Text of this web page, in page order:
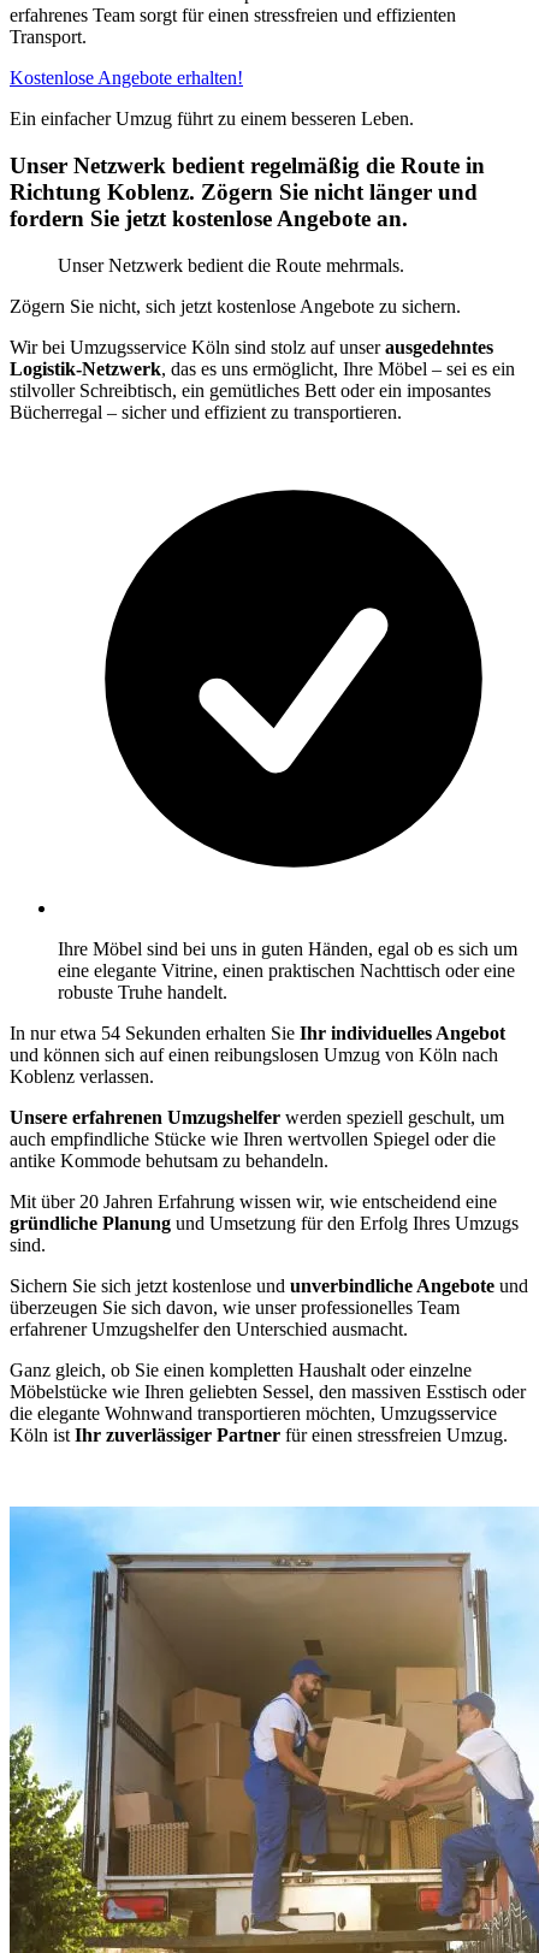
erfahrenes Team sorgt für einen stressfreien und effizienten
Transport.
Kostenlose Angebote erhalten!
Ein einfacher Umzug führt zu einem besseren Leben.
Unser Netzwerk bedient regelmäßig die Route in
Richtung Koblenz. Zögern Sie nicht länger und
fordern Sie jetzt kostenlose Angebote an.
Unser Netzwerk bedient die Route mehrmals.
Zögern Sie nicht, sich jetzt kostenlose Angebote zu sichern.
Wir bei Umzugsservice Köln sind stolz auf unserausgedehntes
Logistik-Netzwerk, das es uns ermöglicht, Ihre Möbel – sei es ein
stilvoller Schreibtisch, ein gemütliches Bett oder ein imposantes
Bücherregal – sicher und effizient zu transportieren.
Ihre Möbel sind bei uns in guten Händen, egal ob es sich um
eine elegante Vitrine, einen praktischen Nachttisch oder eine
robuste Truhe handelt.
In nur etwa 54 Sekunden erhalten Sie Ihr individuelles Angebot
und können sich auf einen reibungslosen Umzug von Köln nach
Koblenz verlassen.
Unsere erfahrenen Umzugshelfer werden speziell geschult, um
auch empfindliche Stücke wie Ihren wertvollen Spiegel oder die
antike Kommode behutsam zu behandeln.
Mit über 20 Jahren Erfahrung wissen wir, wie entscheidend eine
gründliche Planung und Umsetzung für den Erfolg Ihres Umzugs
sind.
Sichern Sie sich jetzt kostenlose und unverbindliche Angebote und
überzeugen Sie sich davon, wie unser professionelles Team
erfahrener Umzugshelfer den Unterschied ausmacht.
Ganz gleich, ob Sie einen kompletten Haushalt oder einzelne
Möbelstücke wie Ihren geliebten Sessel, den massiven Esstisch oder
die elegante Wohnwand transportieren möchten, Umzugsservice
Köln ist Ihr zuverlässiger Partner für einen stressfreien Umzug.